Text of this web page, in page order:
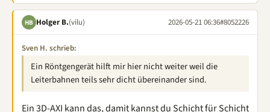
HB Holger B.(vilu) 2026-05-21 06:36#8052226
Sven H. schrieb:
Ein Röntgengerät hilft mir hier nicht weiter weil die
Leiterbahnen teils sehr dicht übereinander sind.
Ein 3D-AXI kann das, damit kannst du Schicht für Schicht